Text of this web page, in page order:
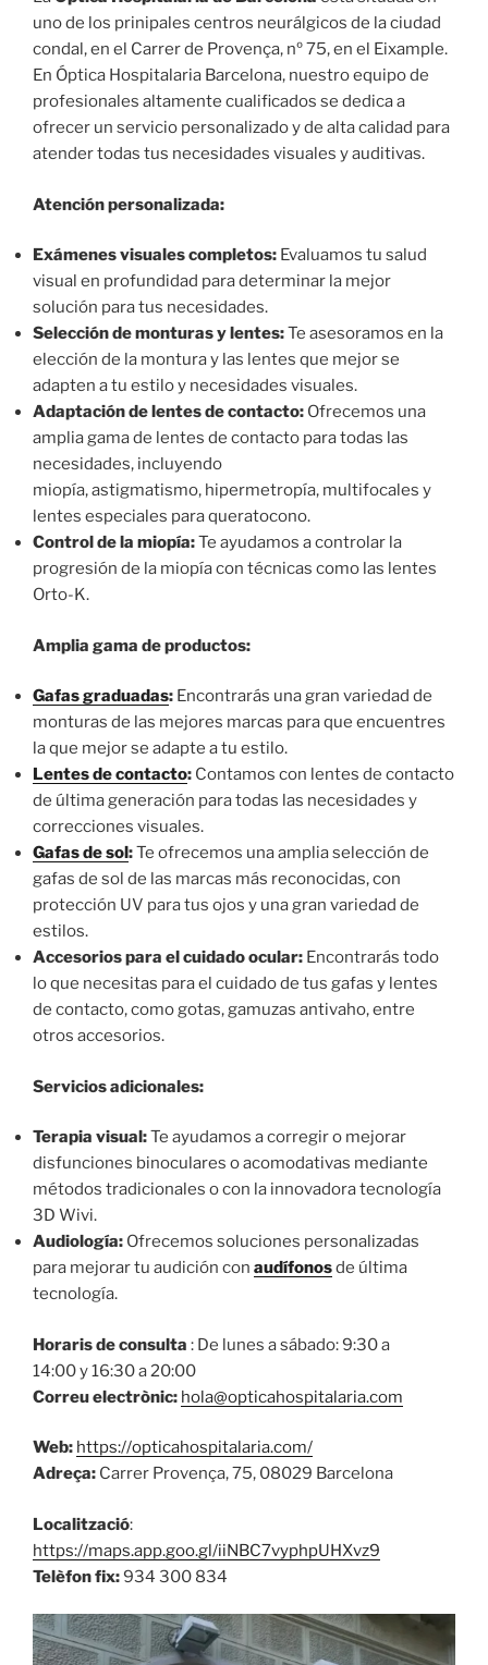
uno de los prinipales centros neurálgicos de la ciudad
condal, en el Carrer de Provença, nº 75, en el Eixample.
En Óptica Hospitalaria Barcelona, nuestro equipo de
profesionales altamente cualificados se dedica a
ofrecer un servicio personalizado y de alta calidad para
atender todas tus necesidades visuales y auditivas.
Atención personalizada:
Exámenes visuales completos: Evaluamos tu salud
visual en profundidad para determinar la mejor
solución para tus necesidades.
Selección de monturas y lentes:Te asesoramos en la
elección de la montura y las lentes que mejor se
adapten a tu estilo y necesidades visuales.
Adaptación de lentes de contacto: Ofrecemos una
amplia gama de lentes de contacto para todas las
necesidades, incluyendo
miopía, astigmatismo, hipermetropía, multifocales y
lentes especiales para queratocono.
Control de la miopía:Te ayudamos a controlar la
progresión de la miopía con técnicas como las lentes
Orto-K.
Amplia gama de productos:
Gafas graduadas: Encontrarás una gran variedad de
monturas de las mejores marcas para que encuentres
la que mejor se adapte a tu estilo.
Lentes de contacto: Contamos con lentes de contacto
de última generación para todas las necesidades y
correcciones visuales.
Gafas de sol:Te ofrecemos una amplia selección de
gafas de sol de las marcas más reconocidas, con
protección UV para tus ojos y una gran variedad de
estilos.
Accesorios para el cuidado ocular: Encontrarás todo
lo que necesitas para el cuidado de tus gafas y lentes
de contacto, como gotas, gamuzas antivaho, entre
otros accesorios.
Servicios adicionales:
Terapia visual:Te ayudamos a corregir o mejorar
disfunciones binoculares o acomodativas mediante
métodos tradicionales o con la innovadora tecnología
3D Wivi.
Audiología: Ofrecemos soluciones personalizadas
para mejorar tu audición con audífonosde última
tecnología.
Horaris de consulta : De lunes a sábado: 9:30 a
14:00 y 16:30 a 20:00
Correu electrònic: hola@opticahospitalaria.com
Web: https://opticahospitalaria.com/
Adreça: Carrer Provença, 75, 08029 Barcelona
Localització:
https://maps.app.goo.gl/iiNBC7vyphpUHXvz9
Telèfon fix:934 300 834